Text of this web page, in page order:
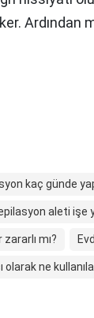
Ardından
kaç günde
aleti işe
mı?
olarak ne